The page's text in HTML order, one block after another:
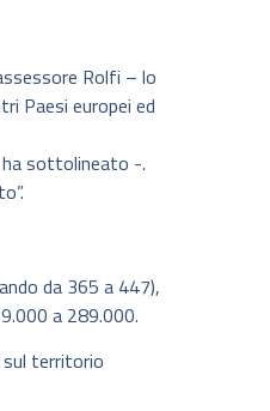
Rolfi – lo
Paesi europei ed
ha sottolineato -.
da 365 a 447),
a 289.000.
sul territorio